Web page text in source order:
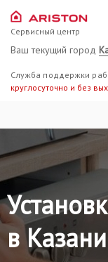
Сервисный центр
Ваш текущий город
Служба поддержки
круглосуточно и без
в Казани